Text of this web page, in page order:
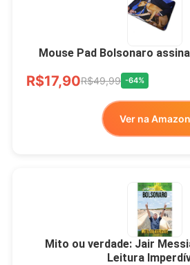
Mouse Pad Bolsonaro
R$17,90R$49,99 -64%
Ver na Amazon
Mito ou verdade: Jair
Leitura